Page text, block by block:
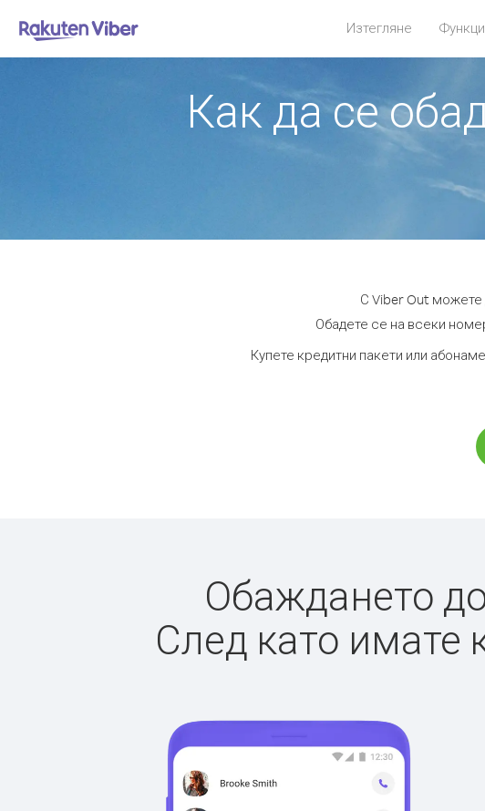
Изтегляне
Как да се
С Viber Out можете
Обадете се на всеки
Купете кредитни пакети или
Обаждането
След като имате